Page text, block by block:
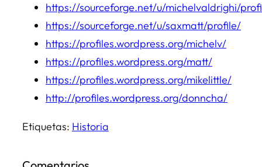
https://sourceforge.net/u/michelvaldrighi/
https://sourceforge.net/u/saxmatt/profile/
https://profiles.wordpress.org/michelv/
https://profiles.wordpress.org/matt/
https://profiles.wordpress.org/mikelittle/
http://profiles.wordpress.org/donncha/
Etiquetas: Historia